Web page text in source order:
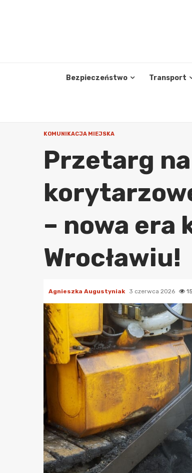
Bezpieczeństwo Transport
KOMUNIKACJA MIEJSKA
Przetarg
– nowa era
Wrocławiu!
Agnieszka Augustyniak 3 czerwca 2026